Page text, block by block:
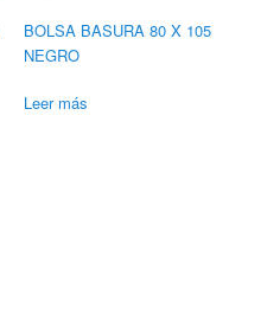
BOLSA BASURA 80 X 105
NEGRO
Leer más